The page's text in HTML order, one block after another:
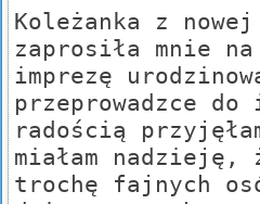
Koleżanka z
zaprosiła mnie na
imprezę
przeprowadzce
radością
miałam nadzieję,
trochę fajnych